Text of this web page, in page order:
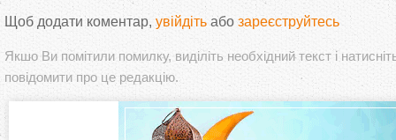
Щоб додати коментар, увійдіть або зареєструйтесь
Якшо Ви помітили помилку, виділіть необхідний текст і
повідомити про це редакцію.